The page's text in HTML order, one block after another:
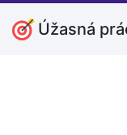
Úžasná